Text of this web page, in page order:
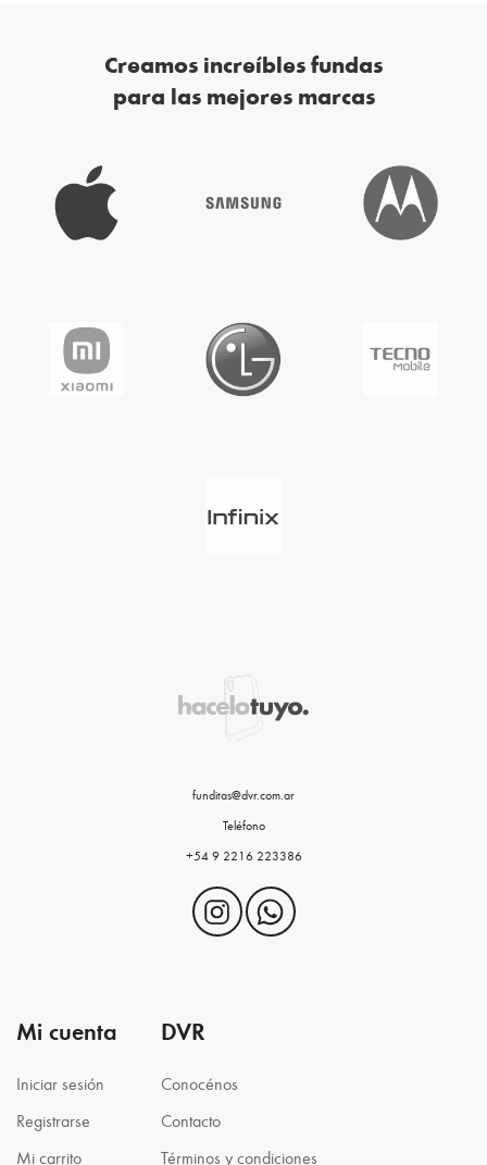
Creamos increíbles fundas
para las mejores marcas
funditas@dvr.com.ar
Teléfono
+54 9 2216 223386
Mi cuenta
Iniciar sesión
Registrarse
Mi carrito
DVR
Conocénos
Contacto
Términos y condiciones